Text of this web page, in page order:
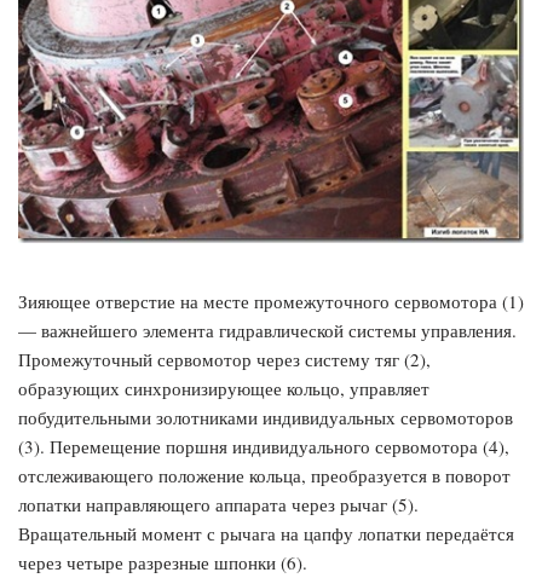
Зияющее отверстие на месте промежуточного сервомотора (1)
— важнейшего элемента гидравлической системы управления.
Промежуточный сервомотор через систему тяг (2),
образующих синхронизирующее кольцо, управляет
побудительными золотниками индивидуальных сервомоторов
(3). Перемещение поршня индивидуального сервомотора (4),
отслеживающего положение кольца, преобразуется в поворот
лопатки направляющего аппарата через рычаг (5).
Вращательный момент с рычага на цапфу лопатки передаётся
через четыре разрезные шпонки (6).